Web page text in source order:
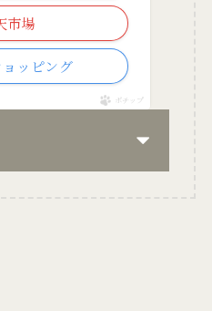
市場
ッピング
ポチップ